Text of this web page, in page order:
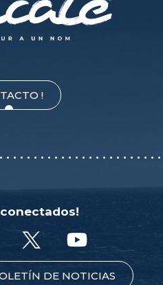
!
conectados!
DE NOTICIAS